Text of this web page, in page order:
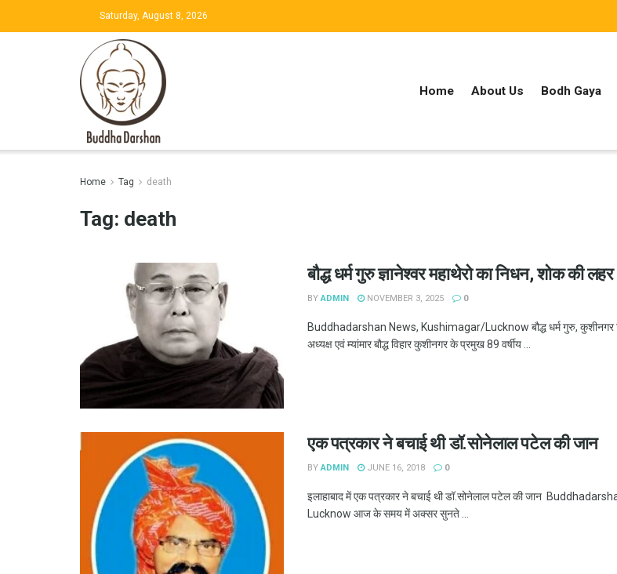
Saturday, August 8, 2026
Home About Us Bodh Gaya
Home Tag death
Tag: death
बौद्ध धर्म गुरु ज्ञानेश्वर महाथेरो का निधन, शोक की लहर
BY ADMIN NOVEMBER 3, 2025 0
Buddhadarshan News, Kushimagar/Lucknow बौद्ध धर्म गुरु, कुशीनगर
अध्यक्ष एवं म्यांमार बौद्ध विहार कुशीनगर के प्रमुख 89 वर्षीय ...
एक पत्रकार ने बचाई थी डॉ.सोनेलाल पटेल की जान
BY ADMIN JUNE 16, 2018 0
इलाहाबाद में एक पत्रकार ने बचाई थी डॉ.सोनेलाल पटेल की जान
Lucknow आज के समय में अक्सर सुनते ...